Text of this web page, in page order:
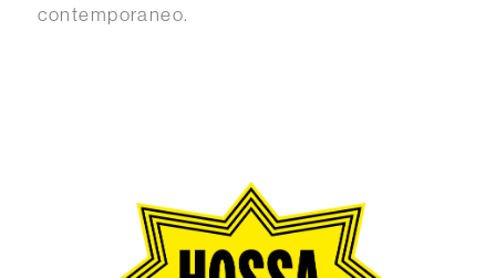
contemporaneo.